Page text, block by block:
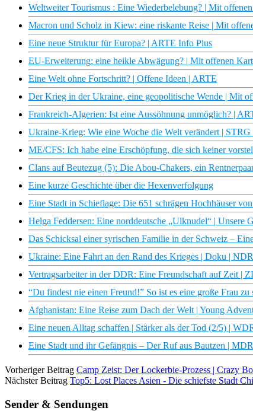
Weltweiter Tourismus : Eine Wiederbelebung? | Mit
Macron und Scholz in Kiew: eine riskante Reise | Mit
Eine neue Struktur für Europa? | ARTE Info Plus
EU-Erweiterung: eine heikle Abwägung? | Mit offenen
Eine Welt ohne Fortschritt? | Offene Ideen | ARTE
Der Krieg in der Ukraine, eine geopolitische Wende | Mit
Frankreich-Algerien: Ist eine Aussöhnung unmöglich? |
Ukraine-Krieg: Wie eine Woche die Welt verändert |
ME/CFS: Ich habe eine Erschöpfung, die sich keiner
Clans auf Beutezug (5): Die Abou-Chakers, ein
Eine kurze Geschichte über die Hexenverfolgung
Eine Stadt in Schieflage: Die 651 schrägen Hochhäuser
Helga Feddersen: Eine norddeutsche „Ulknudel“ | Unsere
Das Schicksal einer syrischen Familie in der Schweiz –
Ukraine: Eine Fahrt an den Rand des Krieges | Doku | NDR
Vertragsarbeiter in der DDR: Eine Freundschaft auf Zeit |
“Du findest nie einen Freund!” So ist es eine große Frau
Afghanistan: Eine Reise zum Dach der Welt | Young
Eine neuen Alltag schaffen | Stärker als der Tod (2/5) |
Eine Stadt und ihr Gefängnis – Der Ruf aus Bautzen |
Vorheriger Beitrag Camp Zeist: Der Lockerbie-Prozess | Crazy
Nächster Beitrag Top5: Lost Places Asien - Die schiefste Stadt
Sender & Sendungen